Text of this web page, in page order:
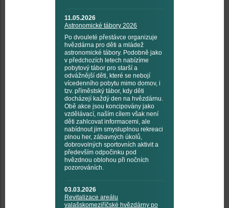
11.05.2026
Astronomické tábory 2026
Po dvouleté přestávce organizuje
hvězdárna pro děti a mládež
astronomické tábory. Podobně jako
v předchozích letech nabízíme
pobytový tábor pro starší a
odvážnější děti, které se nebojí
vícedenního pobytu mimo domov, i
tzv. příměstský tábor, kdy děti
docházejí každý den na hvězdárnu.
Obě akce jsou koncipovány jako
vzdělávací, naším cílem však není
děti zahlcovat informacemi, ale
nabídnout jim smysluplnou rekreaci
plnou her, zábavných úkolů,
dobrovolných sportovních aktivit a
především odpočinku pod
hvězdnou oblohou při nočních
pozorováních.
03.03.2026
Revitalizace areálu
valašskomeziříčské hvězdárny po